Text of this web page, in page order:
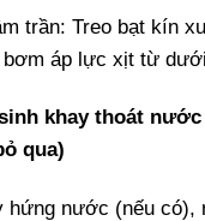
trần: Treo bạt kín
bơm áp lực xịt từ
khay thoát
qua)
hứng nước (nếu có),